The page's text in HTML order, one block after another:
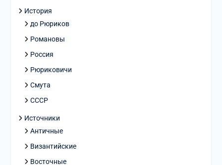
История
до Рюриков
Романовы
Россия
Рюриковичи
Смута
СССР
Источники
Античные
Византийские
Восточные